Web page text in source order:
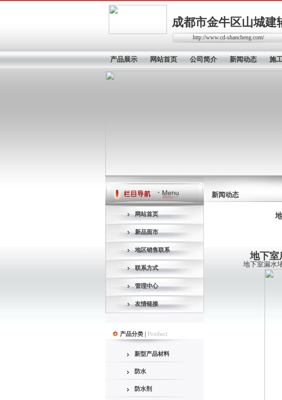
成都市金牛区山城建
http://www.cd-shancheng.com/
产品展示 网站首页 公司简介 新闻动态 施
管理中心
网站首页
新品面市
地区销售联系
联系方式
管理中心
友情链接
产品分类 | Product
新型产品材料
防水
防水剂
新闻动态
地下室
地下室漏水